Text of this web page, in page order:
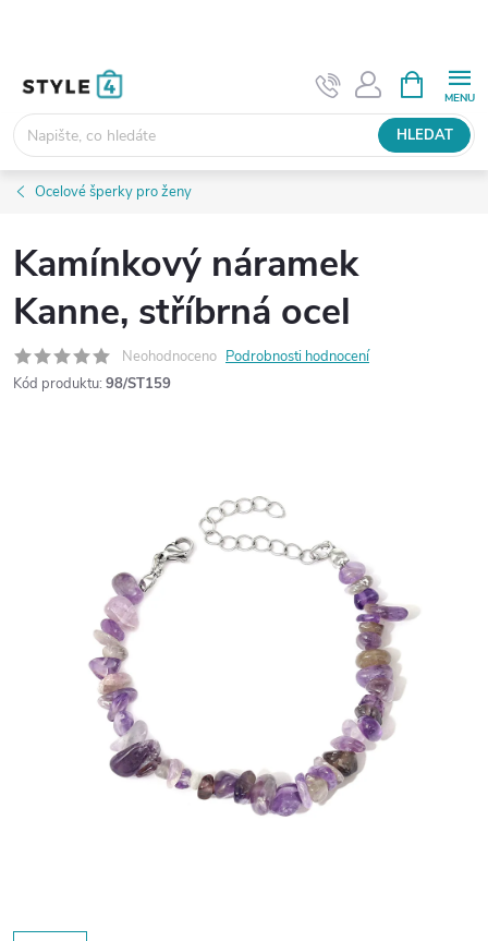
HLEDAT
NÁKUPNÍ
KOŠÍK
Ocelové šperky pro ženy
Kamínkový náramek
Kanne, stříbrná ocel
Neohodnoceno Podrobnosti hodnocení
Kód produktu: 98/ST159